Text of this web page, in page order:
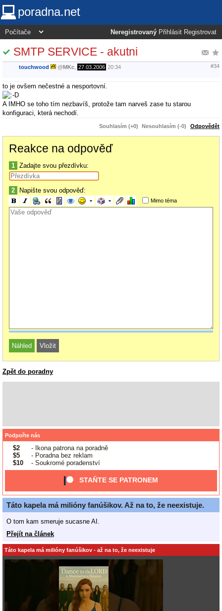
poradna.net
Neregistrovaný Přihlásit Registrovat
SMTP SERVICE - akutni
touchwood @MKc 27.03.2006 20:34 #34
to je ovšem nečestné a nesportovní.
A IMHO se toho tím nezbavíš, protože tam narveš zase tu starou
konfiguraci, která nechodí.
Souhlasím (+0) Nesouhlasím (-0) Odpovědět
Reakce na odpověď
1 Zadajte svou přezdívku:
2 Napište svou odpověď:
Mimo téma
Zpět do poradny
Podpořte nás
$2
- Ikona patrona na poradně
$5
- Poradna bez reklam
$10
- Soukromé poradenství
STAŇTE SE PATRONEM
Táto kapela má milióny fanúšikov. Až na to, že neexistuje.
O tom kam smeruje sucasne AI.
Přejít na článek
Táto kapela má milióny fanúšikov - až na to, že neexistuje